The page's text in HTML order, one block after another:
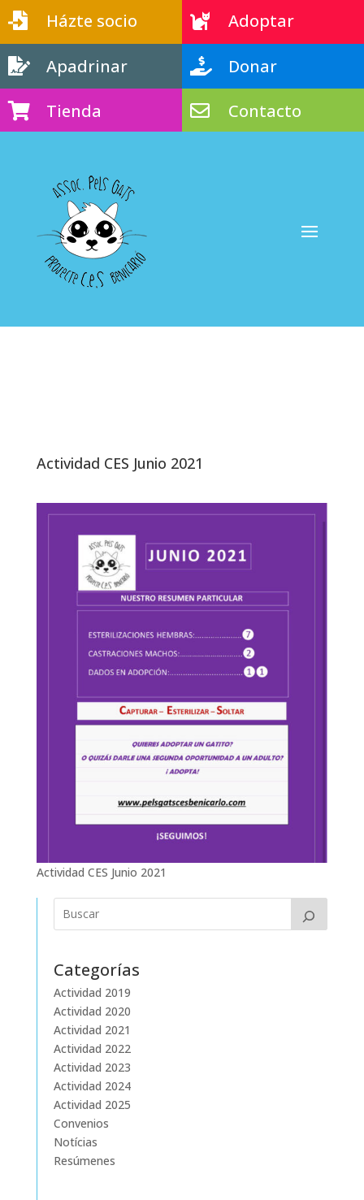
 Házte socio  Adoptar
 Apadrinar  Donar
 Tienda  Contacto
Actividad CES Junio 2021
Actividad CES Junio 2021
Categorías
Actividad 2019
Actividad 2020
Actividad 2021
Actividad 2022
Actividad 2023
Actividad 2024
Actividad 2025
Convenios
Notícias
Resúmenes